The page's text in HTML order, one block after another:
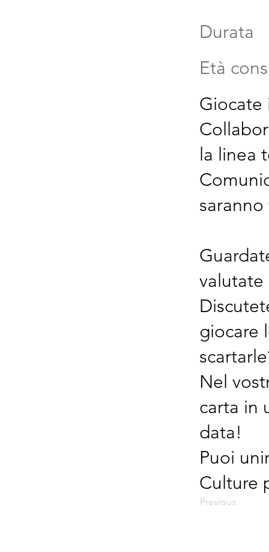
Durata
Età
Giocate
la linea
valutate
giocare
Nel
carta in
data!
Puoi
Culture
Previous